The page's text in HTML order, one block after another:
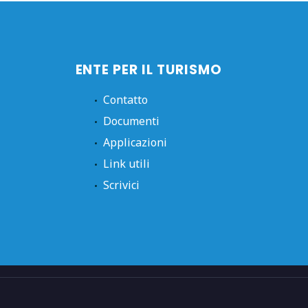
ENTE PER IL TURISMO
Contatto
Documenti
Applicazioni
Link utili
Scrivici